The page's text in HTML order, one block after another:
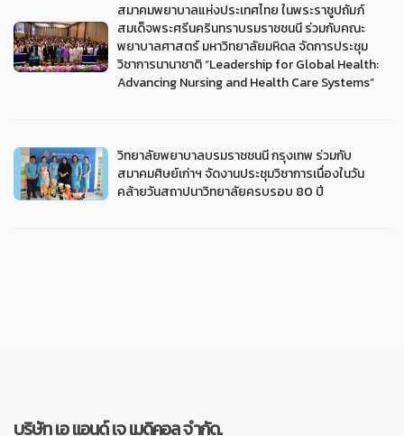
สมาคมพยาบาลแห่งประเทศไทย ในพระราชูปถัมภ์
สมเด็จพระศรีนครินทราบรมราชชนนี ร่วมกับคณะ
พยาบาลศาสตร์ มหาวิทยาลัยมหิดล จัดการประชุม
วิชาการนานาชาติ “Leadership for Global Health:
Advancing Nursing and Health Care Systems”
วิทยาลัยพยาบาลบรมราชชนนี กรุงเทพ ร่วมกับ
สมาคมศิษย์เก่าฯ จัดงานประชุมวิชาการเนื่องในวัน
คล้ายวันสถาปนาวิทยาลัยครบรอบ 80 ปี
บริษัท เอ แอนด์ เจ เมดิคอล จำกัด.